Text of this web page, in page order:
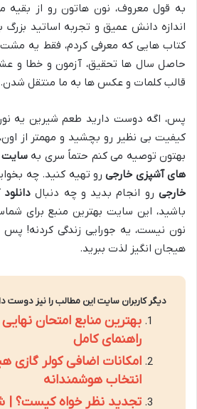
به قول معروف، نون هاتون رو از بقیه
اندازه دانش عمیق و تجربه اساتید
کتاب هایی که معرفی کردم، فقط یه مشت
حاصل سال ها تحقیق، آزمون و خطا و
قالب کلمات و عکس ها به ما منتقل شدن.
پس، اگه دوست دارید طعم شیرین یه
کیفیت بی نظیر رو بچشید و مهمتر از
بهتون توصیه می کنم حتماً سری بهسایت
های آشپزی خارجیرو تهیه کنید. چه
خارجیرو انجام بدید و چه دنبال
باشید، این سایت بهترین منبع برای
نون نیست، یه جورایی زندگی کردنه! پس
هیجان انگیز لذت ببرید.
دیگر کاربران سایت این مطالب را نیز دوست
بهترین منابع امتحان
راهنمای کامل
امکانات اضافی کولر گازی
انتخاب هوشمندانه
تجدید نظر خواه کیست؟ |